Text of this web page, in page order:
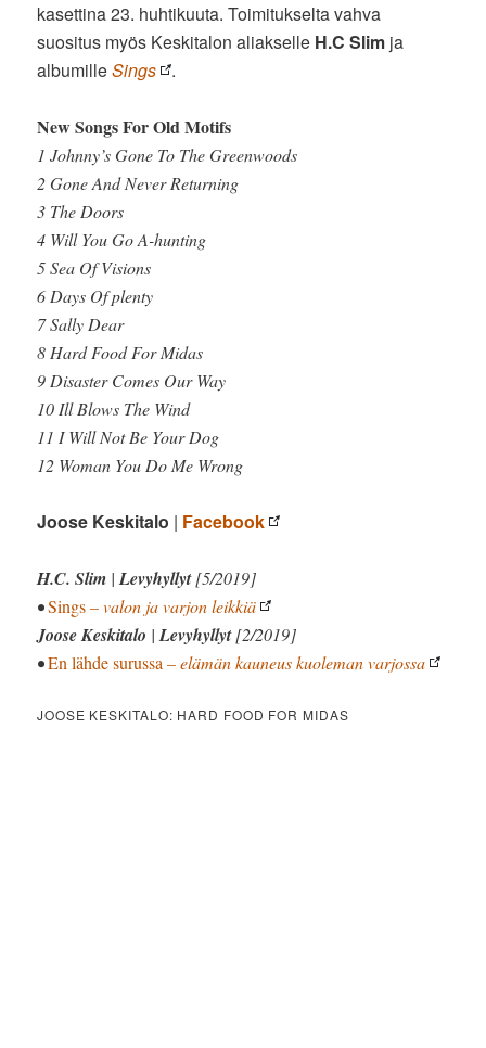
kasettina 23. huhtikuuta. Toimitukselta vahva
suositus myös Keskitalon aliakselle H.C Slim ja
albumilleSings .
New Songs For Old Motifs
1 Johnny’s Gone To The Greenwoods
2 Gone And Never Returning
3 The Doors
4 Will You Go A-hunting
5 Sea Of Visions
6 Days Of plenty
7 Sally Dear
8 Hard Food For Midas
9 Disaster Comes Our Way
10 Ill Blows The Wind
11 I Will Not Be Your Dog
12 Woman You Do Me Wrong
Joose Keskitalo | Facebook
H.C. Slim |Levyhyllyt[5/2019]
•Sings– valon ja varjon leikkiä
Joose Keskitalo |Levyhyllyt[2/2019]
•En lähde surussa– elämän kauneus kuoleman varjossa
JOOSE KESKITALO: HARD FOOD FOR MIDAS